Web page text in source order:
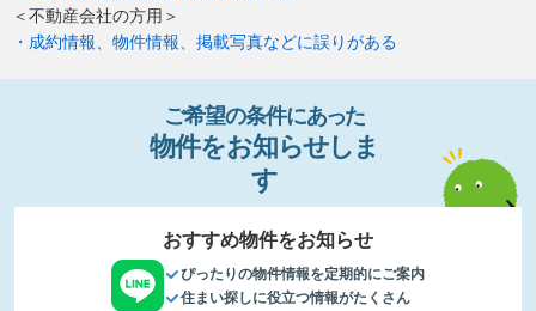
＜不動産会社の方用＞
・成約情報、物件情報、掲載写真などに誤りがある
ご希望の条件にあった
物件をお知らせし ま
す
おすすめ物件をお知らせ
ぴったりの物件情報を定期的にご案内
住まい探しに役立つ情報がたくさん